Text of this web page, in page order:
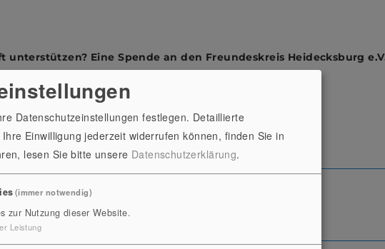
Eine Spende an den Freundeskreis Heidecksburg
LANDESMUSEUM HEIDECKSBURG
Datenschutzeinstellungen festlegen. Detaillierte
Einwilligung jederzeit widerrufen können, finden Sie in
lesen Sie bitte unsere Datenschutzerklärung.
(immer notwendig)
zur Nutzung dieser Website.
Leistung